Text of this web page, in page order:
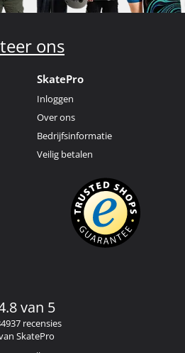
ons
SkatePro
Inloggen
Over ons
Bedrijfsinformatie
Veilig betalen
van 5
recensies
SkatePro